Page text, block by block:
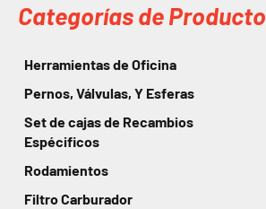
Categorías de Producto
Herramientas de Oficina
Pernos, Válvulas, Y Esferas
Set de cajas de Recambios
Espécificos
Rodamientos
Filtro Carburador